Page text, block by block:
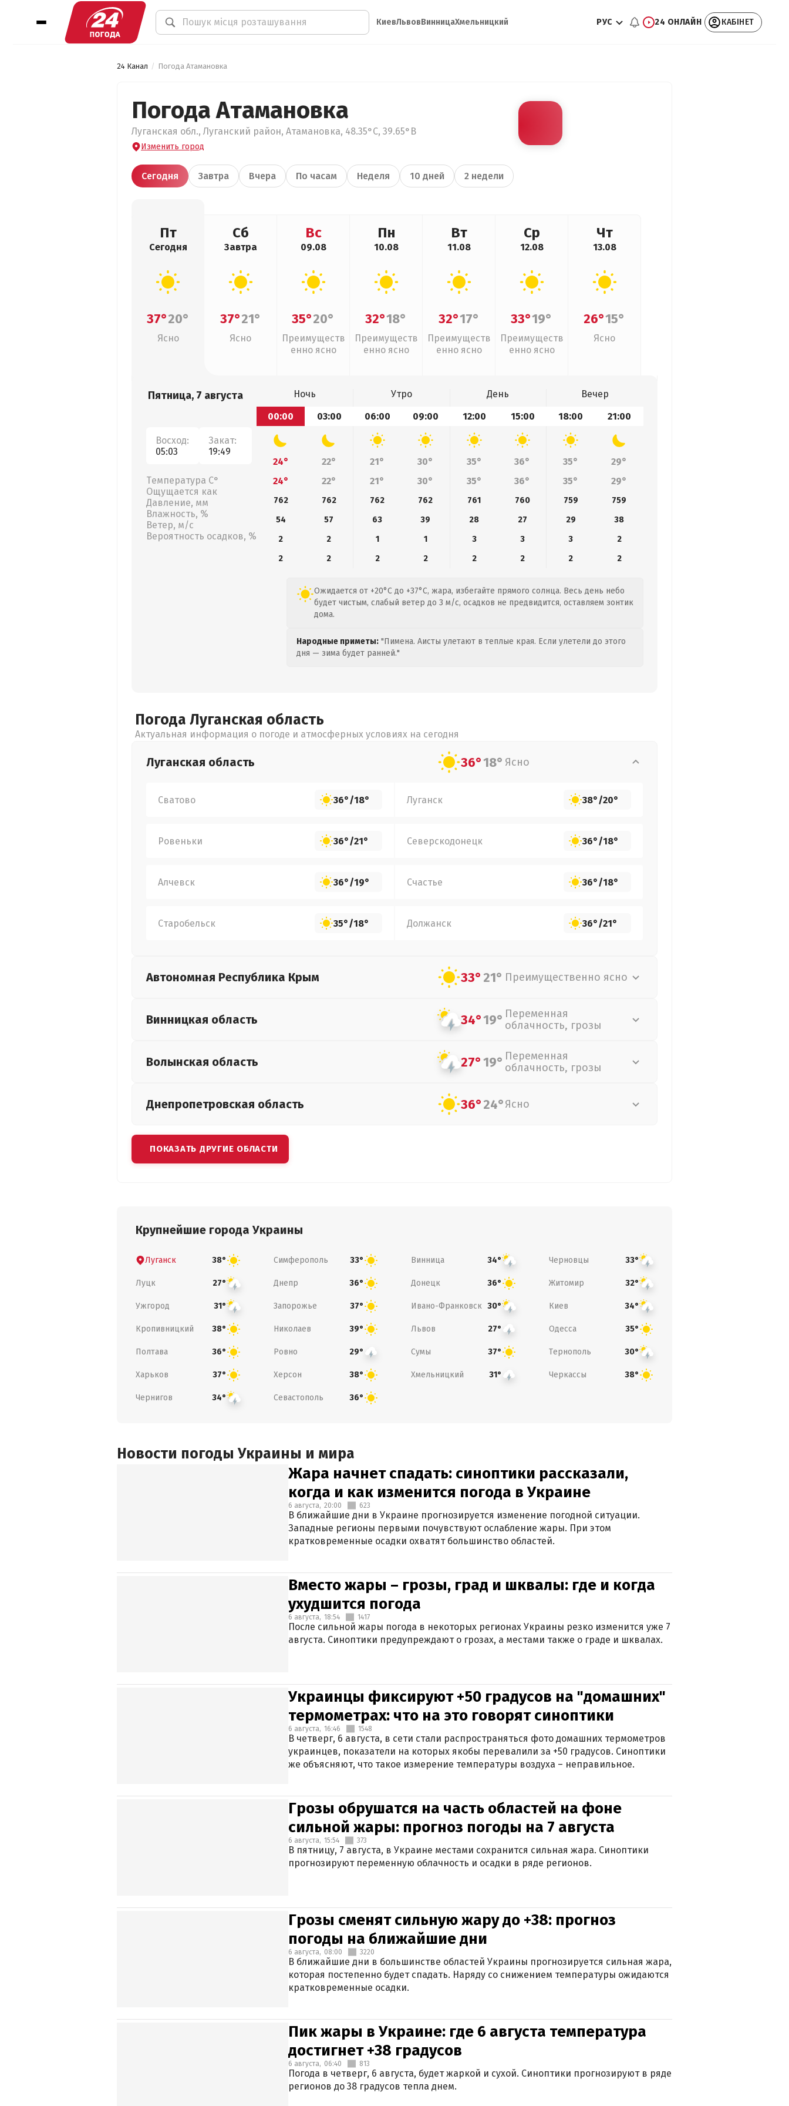
КиевЛьвовВинницаХмельницкий РУС 24 ОНЛАЙН КАБІНЕТ
24 Канал Погода Атамановка
Погода Атамановка
Луганская обл., Луганский район, Атамановка, 48.35°С, 39.65°В
Изменить город
Сегодня Завтра Вчера По часам Неделя 10 дней 2 недели
Пт
Сегодня
37°20°
Ясно
Сб
Завтра
37°21°
Ясно
Вс
09.08
35°20°
Преимуществ
енно ясно
Пн
10.08
32°18°
Преимуществ
енно ясно
Вт
11.08
32°17°
Преимуществ
енно ясно
Ср
12.08
33°19°
Преимуществ
енно ясно
Чт
13.08
26°15°
Ясно
Пятница, 7 августа
Восход:
05:03
Закат:
19:49
Температура С°
Ощущается как
Давление, мм
Влажность, %
Ветер, м/с
Вероятность осадков, %
Ночь Утро День
Вечер
00:00
03:00 06:00 09:00 12:00 15:00 18:00 21:00
24° 22° 21° 30° 35° 36° 35°
29°
24°
22° 21° 30° 35° 36° 35° 29°
762 762 762 762 761 760 759
759
54
57 63 39 28 27 29
38
2
2 1 1 3 3 3
2
2
2 2 2 2 2 2 2
Ожидается от +20°C до +37°C, жара, избегайте прямого солнца. Весь день небо
будет чистым, слабый ветер до 3 м/с, осадков не предвидится, оставляем зонтик
дома.
Народные приметы: "Пимена. Аисты улетают в теплые края. Если улетели до этого
дня — зима будет ранней."
Погода Луганская область
Актуальная информация о погоде и атмосферных условиях на сегодня
Луганская область 36°18° Ясно
Сватово 36°/18° Луганск 38°/20°
Ровеньки 36°/21° Северскодонецк 36°/18°
Алчевск 36°/19° Счастье 36°/18°
Старобельск 35°/18° Должанск 36°/21°
Автономная Республика Крым 33°21° Преимущественно ясно
Винницкая область 34°19° Переменная
облачность, грозы
Волынская область 27°19° Переменная
облачность, грозы
Днепропетровская область 36°24°Ясно
ПОКАЗАТЬ ДРУГИЕ ОБЛАСТИ
Крупнейшие города Украины
Луганск 38° Симферополь 33° Винница 34° Черновцы 33°
Луцк 27° Днепр 36° Донецк 36° Житомир 32°
Ужгород 31° Запорожье 37° Ивано-Франковск 30° Киев 34°
Кропивницкий 38° Николаев 39° Львов 27° Одесса 35°
Полтава 36° Ровно 29° Сумы 37° Тернополь 30°
Харьков 37° Херсон 38° Хмельницкий 31° Черкассы 38°
Чернигов 34° Севастополь 36°
Новости погоды Украины и мира
Жара начнет спадать: синоптики рассказали,
когда и как изменится погода в Украине
6 августа, 20:00 623
В ближайшие дни в Украине прогнозируется изменение погодной ситуации.
Западные регионы первыми почувствуют ослабление жары. При этом
кратковременные осадки охватят большинство областей.
Вместо жары – грозы, град и шквалы: где и когда
ухудшится погода
6 августа, 18:54 1417
После сильной жары погода в некоторых регионах Украины резко изменится уже 7
августа. Синоптики предупреждают о грозах, а местами также о граде и шквалах.
Украинцы фиксируют +50 градусов на "домашних"
термометрах: что на это говорят синоптики
6 августа, 16:46 1548
В четверг, 6 августа, в сети стали распространяться фото домашних термометров
украинцев, показатели на которых якобы перевалили за +50 градусов. Синоптики
же объясняют, что такое измерение температуры воздуха – неправильное.
Грозы обрушатся на часть областей на фоне
сильной жары: прогноз погоды на 7 августа
6 августа, 15:54 373
В пятницу, 7 августа, в Украине местами сохранится сильная жара. Синоптики
прогнозируют переменную облачность и осадки в ряде регионов.
Грозы сменят сильную жару до +38: прогноз
погоды на ближайшие дни
6 августа, 08:00 3220
В ближайшие дни в большинстве областей Украины прогнозируется сильная жара,
которая постепенно будет спадать. Наряду со снижением температуры ожидаются
кратковременные осадки.
Пик жары в Украине: где 6 августа температура
достигнет +38 градусов
6 августа, 06:40 813
Погода в четверг, 6 августа, будет жаркой и сухой. Синоптики прогнозируют в ряде
регионов до 38 градусов тепла днем.